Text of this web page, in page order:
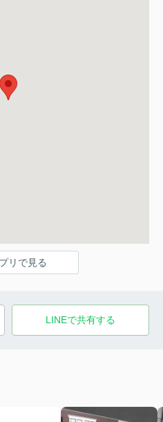
リで見る
LINEで共有する